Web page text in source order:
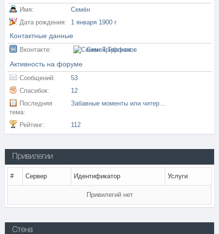
Имя:
Семён
Дата рождения:
1 января 1900 г
Контактные данные
Вконтакте: Семен Трифонов
Активность на форуме
Сообщений:
53
Спасибок:
12
Последняя
тема:
Забавные моменты или читеры вокруг нас!?
Рейтинг: 112
Привилегии
# Сервер Идентификатор Услуги
Привилегий нет
Стена